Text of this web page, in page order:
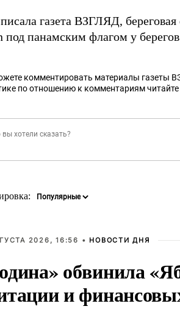
газета ВЗГЛЯД,
под панамским флагом у
комментировать материалы газеты
по отношению к комментариям читайте
2026, 16:56 • НОВОСТИ ДНЯ
обвинила
и